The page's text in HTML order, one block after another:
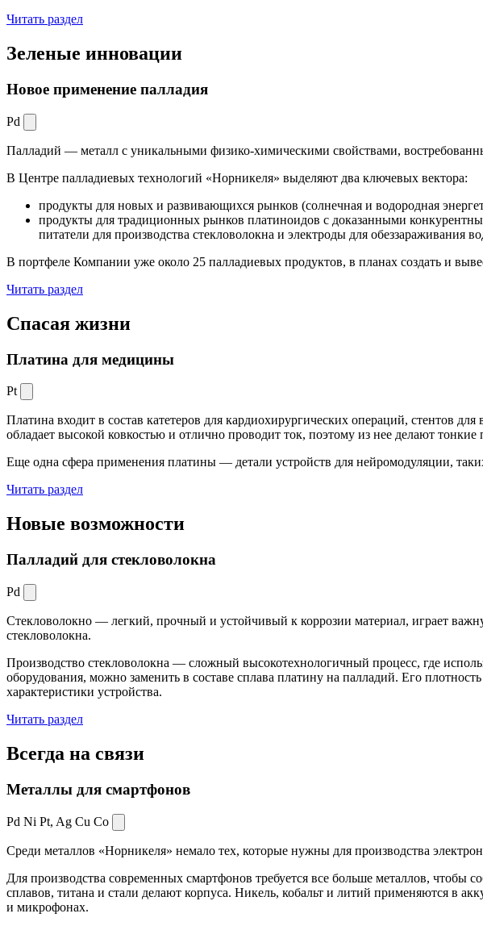
Читать раздел
Зеленые инновации
Новое применение палладия
Pd
Палладий — металл с уникальными физико-химическими свойствами,
В Центре палладиевых технологий «Норникеля» выделяют два ключевых вектора:
продукты для новых и развивающихся рынков (солнечная и водородная
продукты для традиционных рынков платиноидов с доказанными
питатели для производства стекловолокна и электроды для обеззараживания
В портфеле Компании уже около 25 палладиевых продуктов, в планах создать и
Читать раздел
Спасая жизни
Платина для медицины
Pt
Платина входит в состав катетеров для кардиохирургических операций, стентов
обладает высокой ковкостью и отлично проводит ток, поэтому из нее делают
Еще одна сфера применения платины — детали устройств для нейромодуляции,
Читать раздел
Новые возможности
Палладий для стекловолокна
Pd
Стекловолокно — легкий, прочный и устойчивый к коррозии материал, играет
стекловолокна.
Производство стекловолокна — сложный высокотехнологичный процесс, где
оборудования, можно заменить в составе сплава платину на палладий. Его
характеристики устройства.
Читать раздел
Всегда на связи
Металлы для смартфонов
Pd Ni Pt, Ag Cu Co
Среди металлов «Норникеля» немало тех, которые нужны для производства
Для производства современных смартфонов требуется все больше металлов,
сплавов, титана и стали делают корпуса. Никель, кобальт и литий применяются в
и микрофонах.